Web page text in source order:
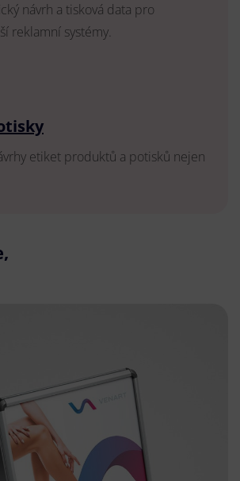
návrh a tisková data pro
reklamní systémy.
etiket produktů a potisků nejen